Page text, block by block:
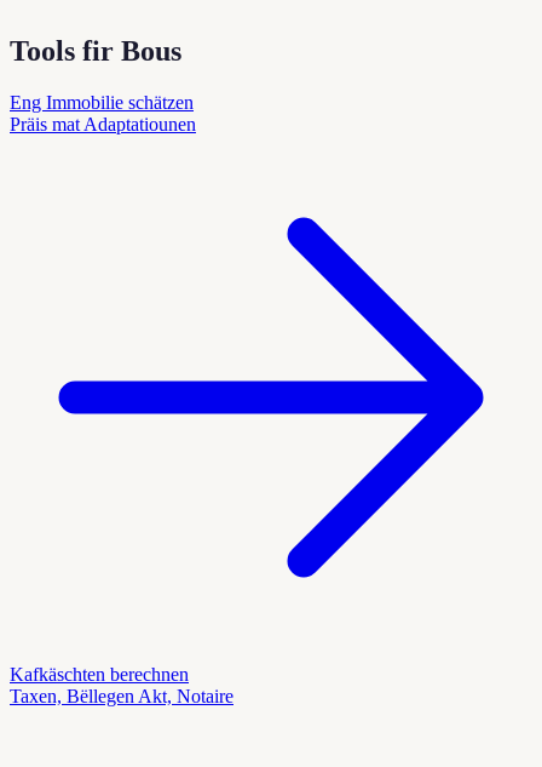
Tools fir Bous
Eng Immobilie schätzen
Präis mat Adaptatiounen
Kafkäschten berechnen
Taxen, Bëllegen Akt, Notaire